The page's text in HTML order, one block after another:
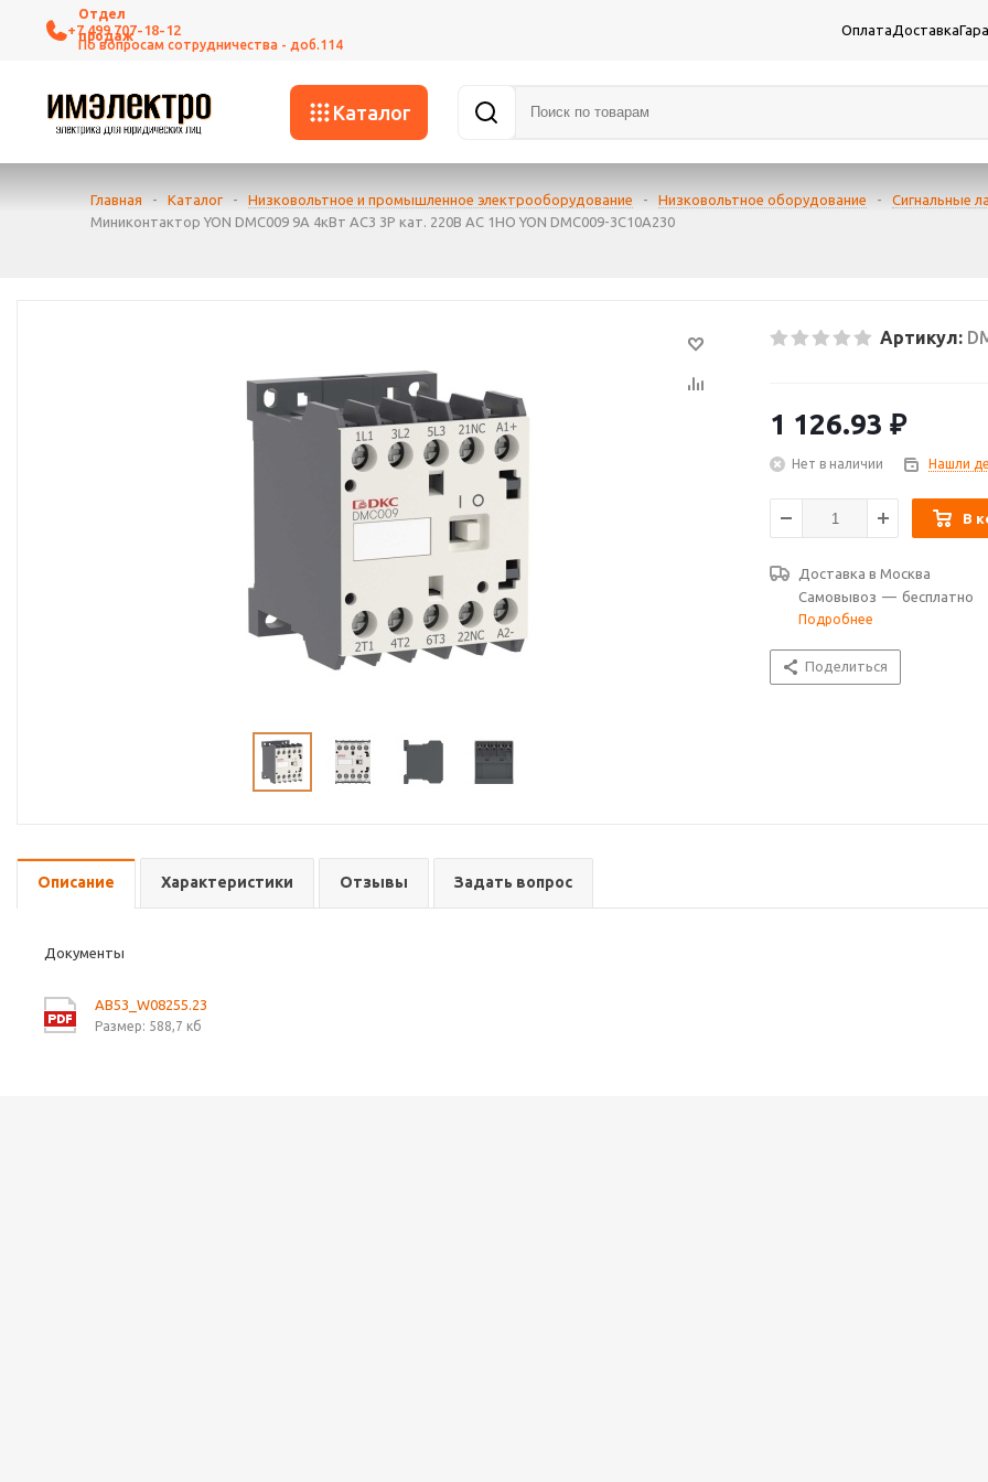
+7 499 707-18-12 ОплатаДоставка
Каталог
Главная - Каталог - Низковольтное и промышленное электрооборудование - Низковольтное оборудование - Сигнальные
Миниконтактор YON DMC009 9A 4кВт AC3 3P кат. 220В AC 1НО YON DMC009-3C10A230
Артикул:
1 126.93 ₽
Нет в наличии Нашли
В
Доставка в Москва
Самовывоз — бесплатно
Подробнее
Поделиться
Описание Характеристики Отзывы Задать вопрос
Документы
AB53_W08255.23
Размер: 588,7 кб